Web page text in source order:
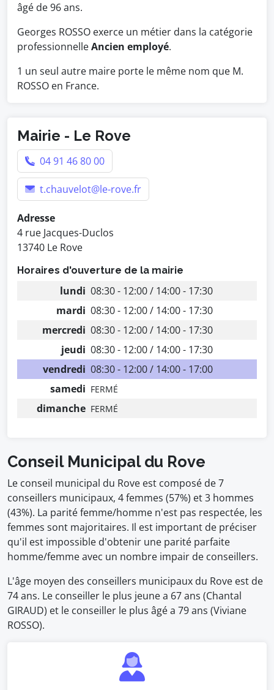
âgé de 96 ans.
Georges ROSSO exerce un métier dans la catégorie
professionnelleAncien employé.
1 un seul autre maire porte le même nom que M.
ROSSO en France.
Mairie - Le Rove
04 91 46 80 00
t.chauvelot@le-rove.fr
Adresse
4 rue Jacques-Duclos
13740 Le Rove
Horaires d'ouverture de la mairie
lundi 08:30 - 12:00 / 14:00 - 17:30
mardi 08:30 - 12:00 / 14:00 - 17:30
mercredi 08:30 - 12:00 / 14:00 - 17:30
jeudi 08:30 - 12:00 / 14:00 - 17:30
vendredi 08:30 - 12:00 / 14:00 - 17:00
samedi FERMÉ
dimanche FERMÉ
Conseil Municipal du Rove
Le conseil municipal du Rove est composé de 7
conseillers municipaux, 4 femmes (57%) et 3 hommes
(43%). La parité femme/homme n'est pas respectée, les
femmes sont majoritaires. Il est important de préciser
qu'il est impossible d'obtenir une parité parfaite
homme/femme avec un nombre impair de conseillers.
L'âge moyen des conseillers municipaux du Rove est de
74 ans. Le conseiller le plus jeune a 67 ans (Chantal
GIRAUD) et le conseiller le plus âgé a 79 ans (Viviane
ROSSO).